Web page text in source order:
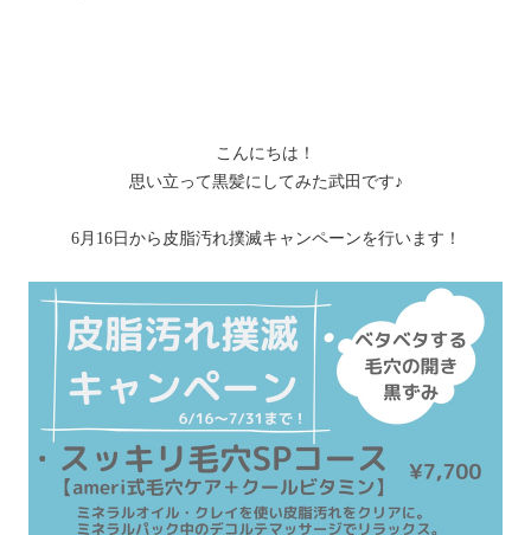
こんにちは！
思い立って黒髪にしてみた武田です♪
6月16日から皮脂汚れ撲滅キャンペーンを行います！